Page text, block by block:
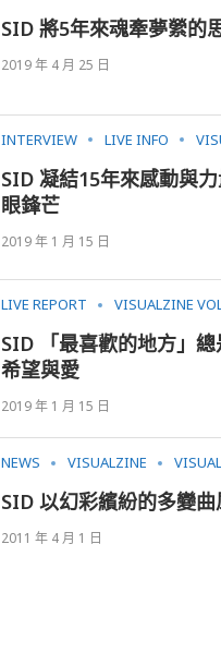
SID 將5年來魂牽夢縈的
2019 年 4 月 25 日
INTERVIEW LIVE INFO
SID 凝結15年來感動與
眼鋒芒
2019 年 1 月 15 日
LIVE REPORT VISUALZINE
SID 「最喜歡的地方」
希望與愛
2019 年 1 月 15 日
NEWS VISUALZINE
SID 以幻彩繽紛的多變
2011 年 4 月 1 日